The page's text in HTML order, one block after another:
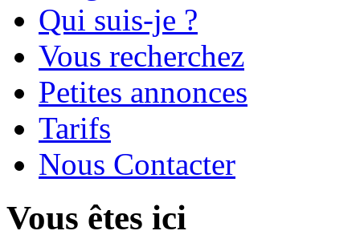
Qui suis-je ?
Vous recherchez
Petites annonces
Tarifs
Nous Contacter
Vous êtes ici